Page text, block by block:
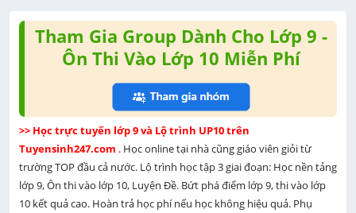
Tham Gia Group Dành Cho Lớp 9 -
Ôn Thi Vào Lớp 10 Miễn Phí
>> Học trực tuyến lớp 9 và Lộ trình UP10 trên
Tuyensinh247.com . Học online tại nhà cũng giáo viên giỏi từ
trường TOP đầu cả nước. Lộ trình học tập 3 giai đoạn: Học nền tảng
lớp 9, Ôn thi vào lớp 10, Luyện Đề. Bứt phá điểm lớp 9, thi vào lớp
10 kết quả cao. Hoàn trả học phí nếu học không hiệu quả. Phụ